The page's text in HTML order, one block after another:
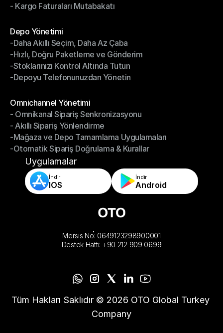
-Kargo Performans Yönetimi
- Kargo Faturaları Mutabakatı
Depo Yönetimi
Depo Yönetimi
-Daha Akıllı Seçim, Daha Az Çaba
-Daha Akıllı Seçim, Daha Az Çaba
-Hızlı, Doğru Paketleme ve Gönderim
-Hızlı, Doğru Paketleme ve Gönderim
-Stoklarınızı Kontrol Altında Tutun
-Stoklarınızı Kontrol Altında Tutun
-Depoyu Telefonunuzdan Yönetin
Omnichannel Yönetimi
Omnichannel Yönetimi
- Omnikanal Sipariş Senkronizasyonu
- Omnikanal Sipariş Senkronizasyonu
- Akıllı Sipariş Yönlendirme
- Akıllı Sipariş Yönlendirme
-Mağaza ve Depo Tamamlama Uygulamaları
-Mağaza ve Depo Tamamlama Uygulamaları
-Otomatik Sipariş Doğrulama & Kurallar
-Otomatik Sipariş Doğrulama & Kurallar
Uygulamalar
İndir
IOS
İndir
Android
Mersis No: 0649123298900001
Destek Hattı: +90 212 909 0699
Tüm Hakları Saklıdır © 2026 OTO Global Turkey
Company